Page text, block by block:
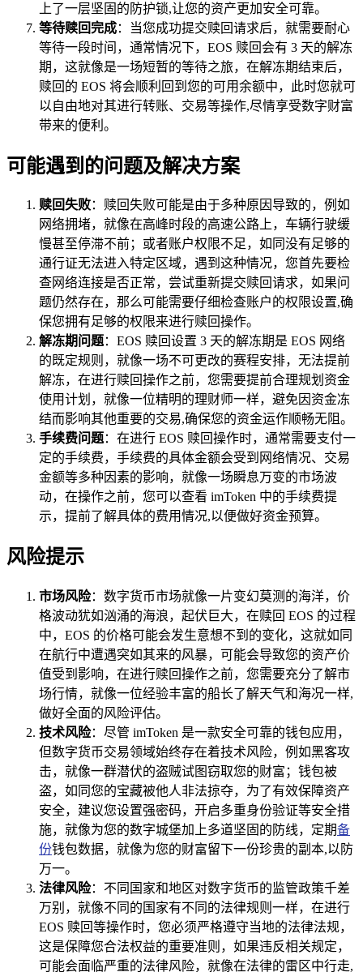
上了一层坚固的防护锁,让您的资产更加安全可靠。
等待赎回完成：当您成功提交赎回请求后，就需要耐心
等待一段时间，通常情况下，EOS 赎回会有 3 天的解冻
期，这就像是一场短暂的等待之旅，在解冻期结束后，
赎回的 EOS 将会顺利回到您的可用余额中，此时您就可
以自由地对其进行转账、交易等操作,尽情享受数字财富
带来的便利。
可能遇到的问题及解决方案
赎回失败：赎回失败可能是由于多种原因导致的，例如
网络拥堵，就像在高峰时段的高速公路上，车辆行驶缓
慢甚至停滞不前；或者账户权限不足，如同没有足够的
通行证无法进入特定区域，遇到这种情况，您首先要检
查网络连接是否正常，尝试重新提交赎回请求，如果问
题仍然存在，那么可能需要仔细检查账户的权限设置,确
保您拥有足够的权限来进行赎回操作。
解冻期问题：EOS 赎回设置 3 天的解冻期是 EOS 网络
的既定规则，就像一场不可更改的赛程安排，无法提前
解冻，在进行赎回操作之前，您需要提前合理规划资金
使用计划，就像一位精明的理财师一样，避免因资金冻
结而影响其他重要的交易,确保您的资金运作顺畅无阻。
手续费问题：在进行 EOS 赎回操作时，通常需要支付一
定的手续费，手续费的具体金额会受到网络情况、交易
金额等多种因素的影响，就像一场瞬息万变的市场波
动，在操作之前，您可以查看 imToken 中的手续费提
示，提前了解具体的费用情况,以便做好资金预算。
风险提示
市场风险：数字货币市场就像一片变幻莫测的海洋，价
格波动犹如汹涌的海浪，起伏巨大，在赎回 EOS 的过程
中，EOS 的价格可能会发生意想不到的变化，这就如同
在航行中遭遇突如其来的风暴，可能会导致您的资产价
值受到影响，在进行赎回操作之前，您需要充分了解市
场行情，就像一位经验丰富的船长了解天气和海况一样,
做好全面的风险评估。
技术风险：尽管 imToken 是一款安全可靠的钱包应用，
但数字货币交易领域始终存在着技术风险，例如黑客攻
击，就像一群潜伏的盗贼试图窃取您的财富；钱包被
盗，如同您的宝藏被他人非法掠夺，为了有效保障资产
安全，建议您设置强密码，开启多重身份验证等安全措
施，就像为您的数字城堡加上多道坚固的防线，定期备
份钱包数据，就像为您的财富留下一份珍贵的副本,以防
万一。
法律风险：不同国家和地区对数字货币的监管政策千差
万别，就像不同的国家有不同的法律规则一样，在进行
EOS 赎回等操作时，您必须严格遵守当地的法律法规，
这是保障您合法权益的重要准则，如果违反相关规定，
可能会面临严重的法律风险，就像在法律的雷区中行走,